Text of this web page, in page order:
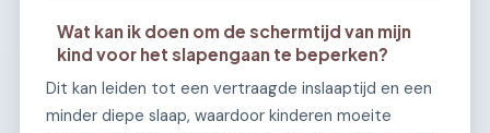
Wat kan ik doen om de schermtijd van mijn
kind voor het slapengaan te beperken?
Dit kan leiden tot een vertraagde inslaaptijd en een
minder diepe slaap, waardoor kinderen moeite